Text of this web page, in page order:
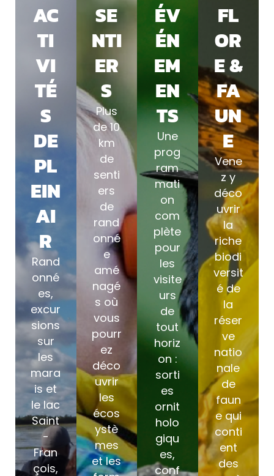
AC
TI
VI
TÉ
S
DE
PL
EIN
AI
R
Rand
onné
es,
excur
sions
sur
les
mara
is et
le lac
Saint
-
Fran
çois,
SE
NTI
ER
S
Plus
de 10
km
de
senti
ers
de
rand
onné
e
amé
nagé
s où
vous
pourr
ez
déco
uvrir
les
écos
ystè
mes
et les
ÉV
ÉN
EM
EN
TS
Une
prog
ram
mati
on
com
plète
pour
les
visite
urs
de
tout
horiz
on :
sorti
es
ornit
holo
giqu
es,
conf
FL
OR
E &
FA
UN
E
Vene
z y
déco
uvrir
la
riche
biodi
versit
é de
la
réser
ve
natio
nale
de
faun
e qui
conti
ent
des